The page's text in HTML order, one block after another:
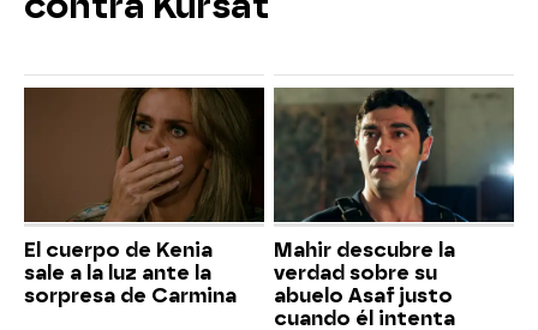
El cuerpo de Kenia
sale a la luz ante la
sorpresa de Carmina
Mahir descubre la
verdad sobre su
abuelo Asaf justo
cuando él intenta